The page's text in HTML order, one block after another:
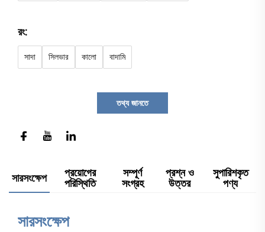
রং:
সাদা সিলভার কালো বাদামি
তথ্য জানতে
সারসংক্ষেপ
প্রয়োগের
পরিস্থিতি
সম্পূর্ণ
সংগ্রহ
প্রশ্ন ও
উত্তর
সুপারিশকৃত
পণ্য
সারসংক্ষেপ